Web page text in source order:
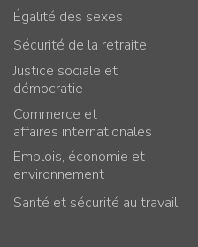
Égalité des sexes
Sécurité de la retraite
Justice sociale et
démocratie
Commerce et
affaires internationales
Emplois, économie et
environnement
Santé et sécurité au travail